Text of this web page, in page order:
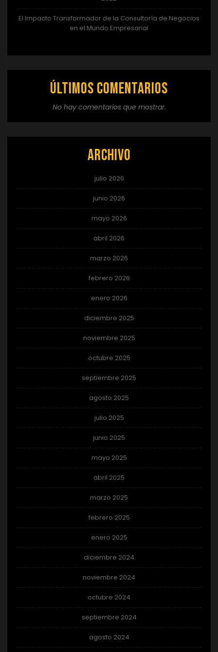
El Impacto Transformador de la Consultoría de Negocios
en el Mundo Empresarial
Últimos comentarios
No hay comentarios que mostrar.
Archivo
julio 2026
junio 2026
mayo 2026
abril 2026
marzo 2026
febrero 2026
enero 2026
diciembre 2025
noviembre 2025
octubre 2025
septiembre 2025
agosto 2025
julio 2025
junio 2025
mayo 2025
abril 2025
marzo 2025
febrero 2025
enero 2025
diciembre 2024
noviembre 2024
octubre 2024
septiembre 2024
agosto 2024